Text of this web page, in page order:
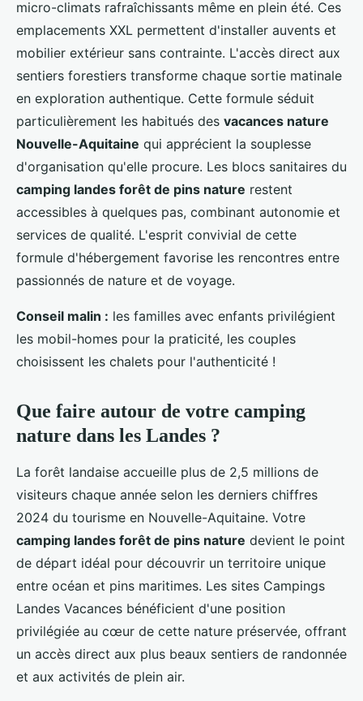
micro-climats rafraîchissants même en plein été. Ces
emplacements XXL permettent d'installer auvents et
mobilier extérieur sans contrainte. L'accès direct aux
sentiers forestiers transforme chaque sortie matinale
en exploration authentique. Cette formule séduit
particulièrement les habitués des vacances nature
Nouvelle-Aquitaine qui apprécient la souplesse
d'organisation qu'elle procure. Les blocs sanitaires du
camping landes forêt de pins nature restent
accessibles à quelques pas, combinant autonomie et
services de qualité. L'esprit convivial de cette
formule d'hébergement favorise les rencontres entre
passionnés de nature et de voyage.
Conseil malin : les familles avec enfants privilégient
les mobil-homes pour la praticité, les couples
choisissent les chalets pour l'authenticité !
Que faire autour de votre camping
nature dans les Landes ?
La forêt landaise accueille plus de 2,5 millions de
visiteurs chaque année selon les derniers chiffres
2024 du tourisme en Nouvelle-Aquitaine. Votre
camping landes forêt de pins nature devient le point
de départ idéal pour découvrir un territoire unique
entre océan et pins maritimes. Les sites Campings
Landes Vacances bénéficient d'une position
privilégiée au cœur de cette nature préservée, offrant
un accès direct aux plus beaux sentiers de randonnée
et aux activités de plein air.